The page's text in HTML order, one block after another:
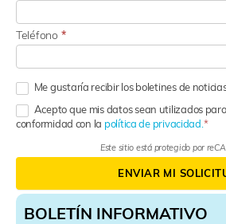
BOLETÍN INFORMATIVO
Teléfono *
Me gustaría recibir los boletines de
Acepto que mis datos sean utilizados
conformidad con la política de privacidad.
Este sitio está protegido por
ENVIAR MI